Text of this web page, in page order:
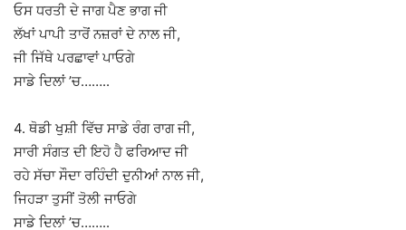
ਓਸ ਧਰਤੀ ਦੇ ਜਾਗ ਪੈਣ ਭਾਗ ਜੀ
ਲੱਖਾਂ ਪਾਪੀ ਤਾਰੋਂ ਨਜ਼ਰਾਂ ਦੇ ਨਾਲ ਜੀ,
ਜੀ ਜਿੱਥੇ ਪਰਛਾਵਾਂ ਪਾਓਗੇ
ਸਾਡੇ ਦਿਲਾਂ ’ਚ……..
4. ਥੋਡੀ ਖੁਸ਼ੀ ਵਿੱਚ ਸਾਡੇ ਰੰਗ ਰਾਗ ਜੀ,
ਸਾਰੀ ਸੰਗਤ ਦੀ ਇਹੋ ਹੈ ਫਰਿਆਦ ਜੀ
ਰਹੇ ਸੱਚਾ ਸੌਦਾ ਰਹਿੰਦੀ ਦੁਨੀਆਂ ਨਾਲ ਜੀ,
ਜਿਹੜਾ ਤੁਸੀਂ ਤੋਲੀ ਜਾਓਗੇ
ਸਾਡੇ ਦਿਲਾਂ ’ਚ……..